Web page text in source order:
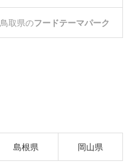
鳥取県のフードテーマパーク
島根県 岡山県